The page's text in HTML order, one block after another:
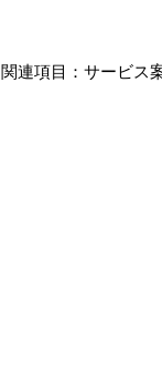
関連項目：サービス